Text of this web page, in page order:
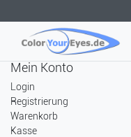
Mein Konto
Login
Registrierung
Warenkorb
Kasse